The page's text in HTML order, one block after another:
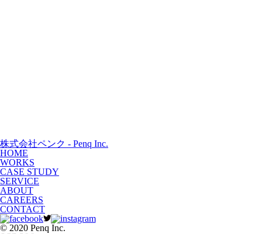
株式会社ペンク - Penq Inc.
HOME
WORKS
CASE STUDY
SERVICE
ABOUT
CAREERS
CONTACT
© 2020 Penq Inc.